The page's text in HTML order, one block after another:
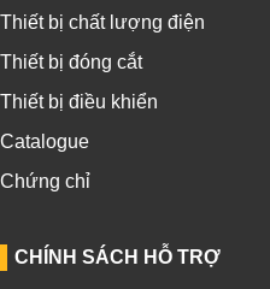
Thiết bị chất lượng điện
Thiết bị đóng cắt
Thiết bị điều khiển
Catalogue
Chứng chỉ
CHÍNH SÁCH HỖ TRỢ